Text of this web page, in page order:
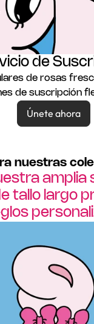
de
de rosas
de suscripción
Únete ahora
nuestras
amplia
tallo largo